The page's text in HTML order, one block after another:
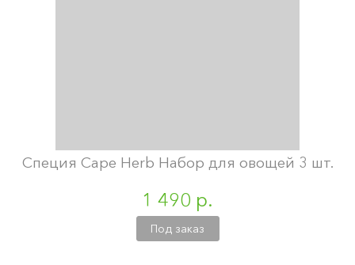
Специя Cape Herb Набор для овощей 3 шт.
1 490 р.
Под заказ